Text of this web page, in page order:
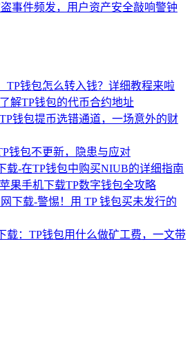
事件频发，用户资产安全敲响警钟
TP钱包怎么转入钱？详细教程来啦
解TP钱包的代币合约地址
钱包提币选错通道，一场意外的财
钱包不更新，隐患与应对
载-在TP钱包中购买NIUB的详细指南
果手机下载TP数字钱包全攻略
下载-警惕！用 TP 钱包买未发行的
载：TP钱包用什么做矿工费，一文带